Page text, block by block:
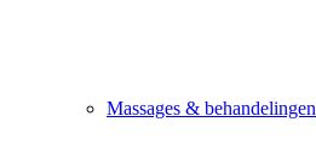
Massages & behandelingen